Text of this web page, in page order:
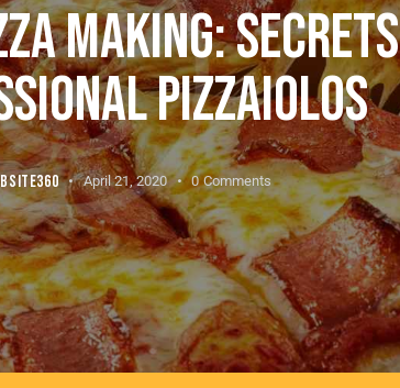
MAKING: SECRETS
PIZZAIOLOS
April 21, 2020 0 Comments